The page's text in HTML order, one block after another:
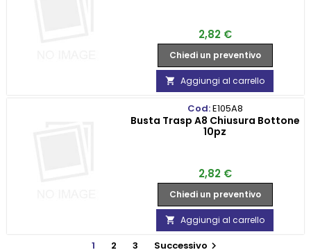
Prezzo
2,82 €
Chiedi un preventivo
 Aggiungi al carrello
Cod:E105A8
Busta Trasp A8 Chiusura Bottone
10pz
Prezzo
2,82 €
Chiedi un preventivo
 Aggiungi al carrello
1 2 3 Successivo 